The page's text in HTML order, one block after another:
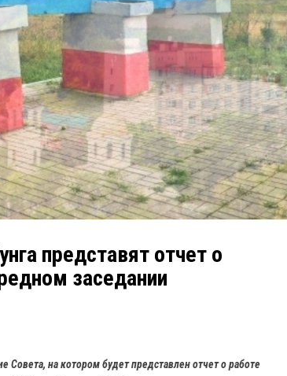
представят отчет о
заседании
Совета, на котором будет представлен отчет о работе